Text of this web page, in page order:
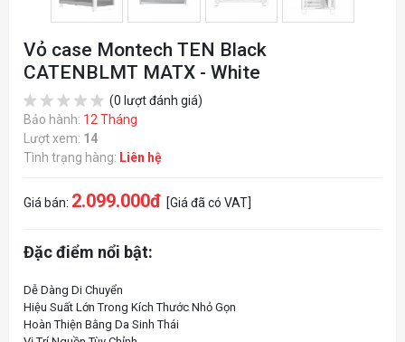
Vỏ case Montech TEN Black
CATENBLMT MATX - White
(0 lượt đánh giá)
Bảo hành: 12 Tháng
Lượt xem: 14
Tình trạng hàng: Liên hệ
Giá bán: 2.099.000đ [Giá đã có VAT]
Đặc điểm nổi bật:
Dễ Dàng Di Chuyển
Hiệu Suất Lớn Trong Kích Thước Nhỏ Gọn
Hoàn Thiện Bằng Da Sinh Thái